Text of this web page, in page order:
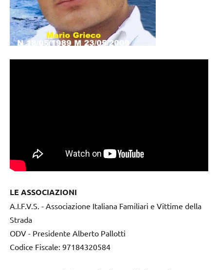
LE ASSOCIAZIONI
A.I.F.V.S. - Associazione Italiana Familiari e Vittime della
Strada
ODV - Presidente Alberto Pallotti
Codice Fiscale: 97184320584